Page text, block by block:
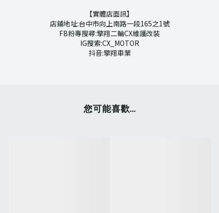
【實體店面訊】
店鋪地址:台中市向上南路一段165之1號
FB粉專搜尋:擎翔二輪CX維護改裝
IG搜索:CX_MOTOR
抖音:擎翔車業
您可能喜歡...